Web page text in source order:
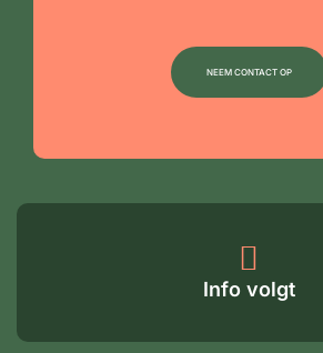
NEEM CONTACT OP
Info volgt